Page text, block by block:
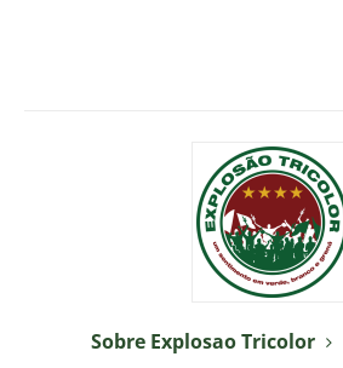
Sobre Explosao Tricolor